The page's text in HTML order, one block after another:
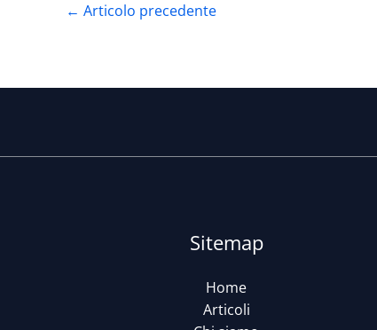
← Articolo precedente
Sitemap
Home
Articoli